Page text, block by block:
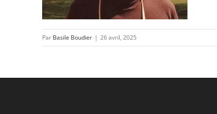
Par Basile Boudier | 26 avril, 2025